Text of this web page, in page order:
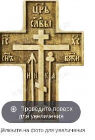
Проведите поверх
для увеличения
Щёлкните на фото для увеличения